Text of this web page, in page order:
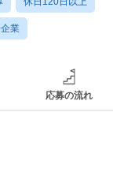
業
応募の流れ